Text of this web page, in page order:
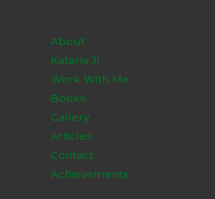
About
Kataria Ji
Work With Me
Books
Gallery
Articles
Contact
Achievements